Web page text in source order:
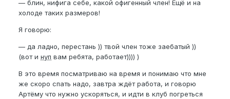
— блин, нифига себе, какой офигенный член! Ещё и на
холоде таких размеров!
Я говорю:
— да ладно, перестань )) твой член тоже заебатый ))
(вот и нуп вам ребята, работает)))) )
В это время посматриваю на время и понимаю что мне
же скоро спать надо, завтра ждёт работа, и говорю
Артёму что нужно ускоряться, и идти в клуб погреться